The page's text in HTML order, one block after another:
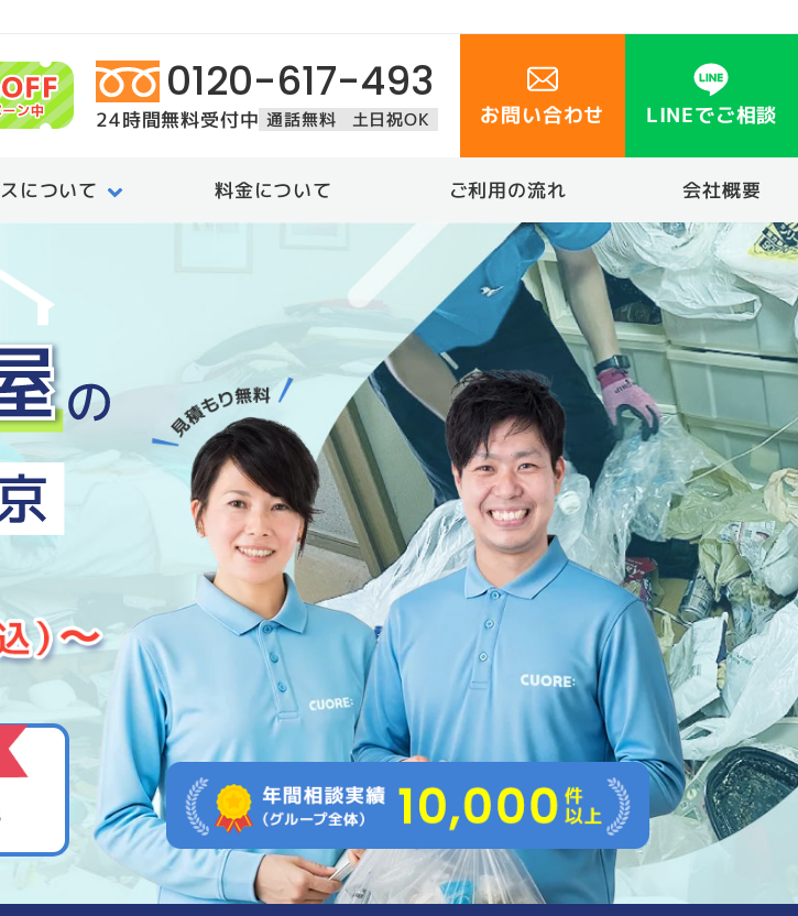
0120-617-493
24時間無料受付中 通話無料 土日祝OK お問い合わせ LINEでご相談
について 料金について ご利用の流れ 会社概要